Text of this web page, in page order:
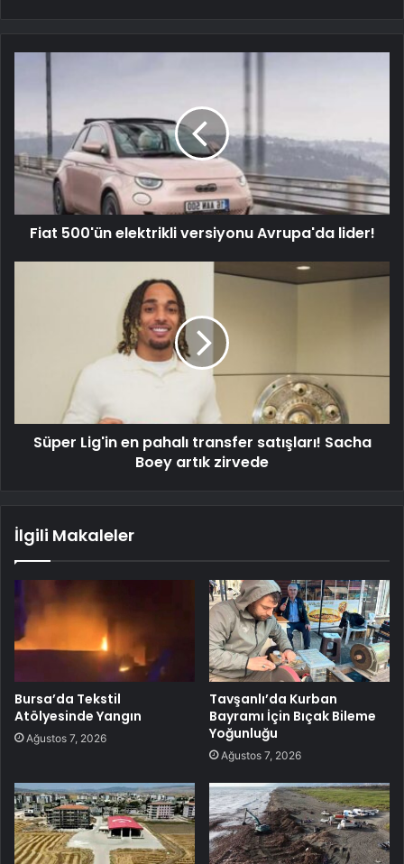
Fiat 500'ün elektrikli versiyonu Avrupa'da lider!
Süper Lig'in en pahalı transfer satışları! Sacha
Boey artık zirvede
İlgili Makaleler
Bursa’da Tekstil
Atölyesinde Yangın
Ağustos 7, 2026
Tavşanlı’da Kurban
Bayramı İçin Bıçak Bileme
Yoğunluğu
Ağustos 7, 2026